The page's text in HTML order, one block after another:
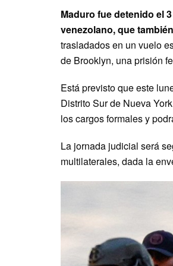
Maduro fue detenido el
venezolano, que
trasladados en un vuelo
de Brooklyn, una prisión
Está previsto que este
Distrito Sur de Nueva
los cargos formales y
La jornada judicial será
multilaterales, dada la